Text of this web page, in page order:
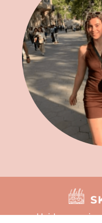
Huidverzorging